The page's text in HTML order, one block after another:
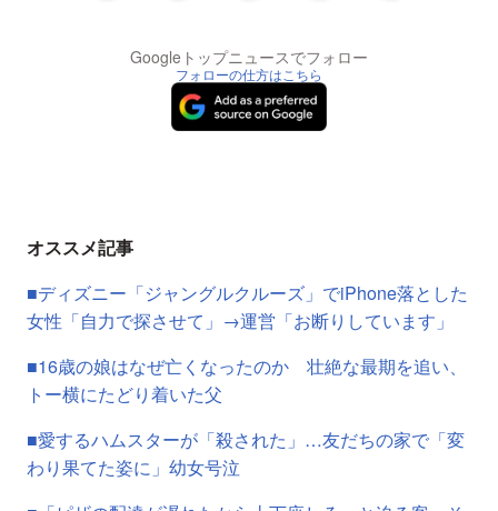
Googleトップニュースでフォロー
フォローの仕方はこちら
オススメ記事
■ディズニー「ジャングルクルーズ」でiPhone落とした
女性「自力で探させて」→運営「お断りしています」
■16歳の娘はなぜ亡くなったのか 壮絶な最期を追い、
トー横にたどり着いた父
■愛するハムスターが「殺された」…友だちの家で「変
わり果てた姿に」幼女号泣